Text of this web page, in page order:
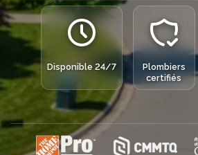
Disponible 24/7
Plombiers
certifiés